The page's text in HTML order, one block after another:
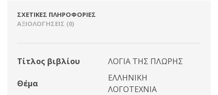
ΣΧΕΤΙΚΈΣ ΠΛΗΡΟΦΟΡΊΕΣ
ΑΞΙΟΛΟΓΉΣΕΙΣ (0)
Τίτλος βιβλίου ΛΟΓΙΑ ΤΗΣ ΠΛΩΡΗΣ
Θέμα
ΕΛΛΗΝΙΚΗ
ΛΟΓΟΤΕΧΝΙΑ